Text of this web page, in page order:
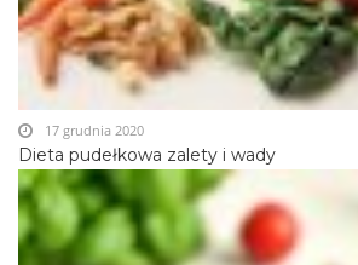
Dieta pudełkowa zalety i wady
17 grudnia 2020